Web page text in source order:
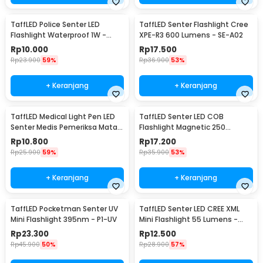
TaffLED Police Senter LED
Flashlight Waterproof 1W -
TAC2L
Rp10.000
Rp23.900 59%
+ Keranjang
TaffLED Senter Flashlight Cree
XPE-R3 600 Lumens - SE-A02
Rp17.500
Rp36.900 53%
+ Keranjang
TaffLED Medical Light Pen LED
Senter Medis Pemeriksa Mata -
Ti4
Rp10.800
Rp25.900 59%
+ Keranjang
TaffLED Senter LED COB
Flashlight Magnetic 250
Lumens - BC12
Rp17.200
Rp35.900 53%
+ Keranjang
TaffLED Pocketman Senter UV
Mini Flashlight 395nm - P1-UV
Rp23.300
Rp45.900 50%
TaffLED Senter LED CREE XML
Mini Flashlight 55 Lumens -
Mini 865
Rp12.500
Rp28.900 57%